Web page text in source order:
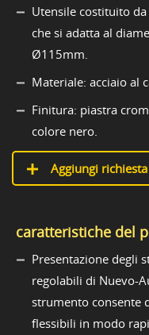
Utensile costituito
che si adatta al
Ø115mm.
Materiale: acciaio al
Finitura: piastra
colore nero.
Aggiungi richiesta
caratteristiche del
Presentazione degli
regolabili di Nuevo-
strumento consente
flessibili in modo